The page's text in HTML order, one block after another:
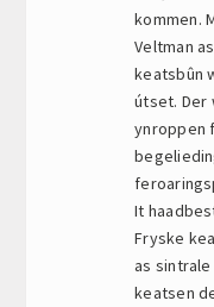
kommen.
Veltman
keatsbûn
útset. Der
ynroppen
It
Fryske
as
keatsen